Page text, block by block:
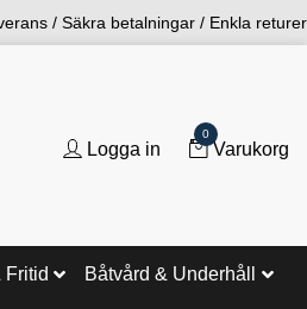
/ Säkra betalningar / Enkla returer
Logga in
0
Varukorg
Fritid Båtvård & Underhåll